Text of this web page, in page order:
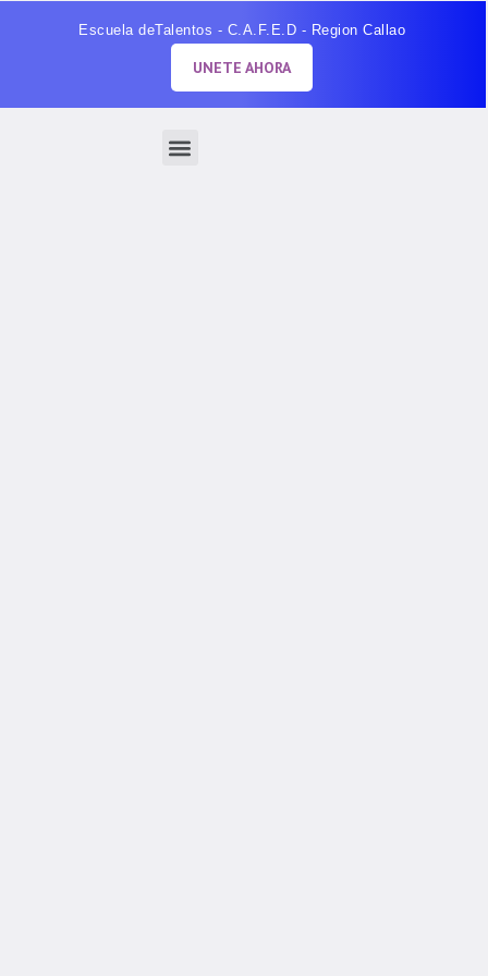
Escuela deTalentos - C.A.F.E.D - Region Callao
UNETE AHORA